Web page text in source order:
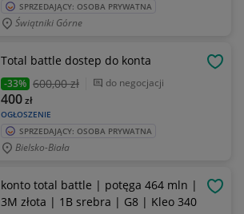
SPRZEDAJĄCY: OSOBA PRYWATNA
Świątniki Górne
Total battle dostep do konta
-33% 600,00 zł do negocjacji
OGŁOSZENIE
400zł
SPRZEDAJĄCY: OSOBA PRYWATNA
Bielsko-Biała
konto total battle | potęga 464 mln |
3M złota | 1B srebra | G8 | Kleo 340